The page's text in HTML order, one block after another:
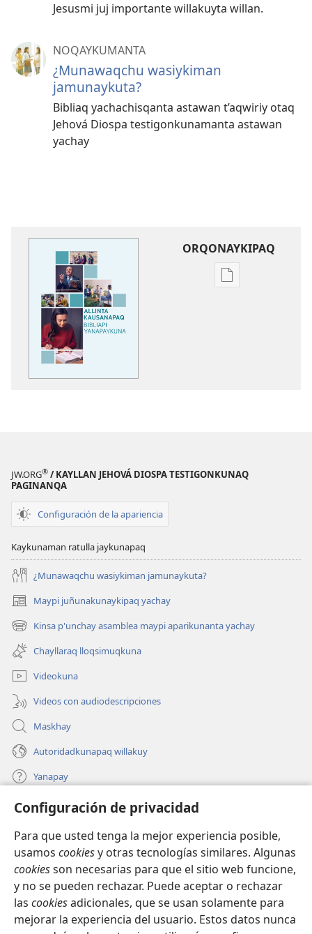
Configuración de privacidad
Para que usted tenga la mejor experiencia posible,
usamos cookiesy otras tecnologías similares. Algunas
cookiesson necesarias para que el sitio web funcione,
y no se pueden rechazar. Puede aceptar o rechazar
las cookiesadicionales, que se usan solamente para
mejorar la experiencia del usuario. Estos datos nunca
Jesusmi juj importante willakuyta willan.
NOQAYKUMANTA
¿Munawaqchu wasiykiman
jamunaykuta?
Bibliaq yachachisqanta astawan t’aqwiriy otaq
Jehová Diospa testigonkunamanta astawan
yachay
ORQONAYKIPAQ
Kaypi
JW.ORG® / KAYLLAN JEHOVÁ DIOSPA TESTIGONKUNAQ
PAGINANQA
Configuración de la apariencia
Kaykunaman ratulla jaykunapaq
¿Munawaqchu wasiykiman jamunaykuta?
Maypi juñunakunaykipaq yachay
(abre
una
nueva
ventana)
Kinsa p'unchay asamblea maypi aparikunanta yachay
(abre
una
nueva
ventana)
Chayllaraq lloqsimuqkuna
Videokuna
Videos con audiodescripciones
Maskhay
Autoridadkunapaq willakuy
Yanapay
Donacionta churanapaq
una
nueva
ventana)
INTERNETPI QELQANCHISKUNA Watchtower™
(abre
una
nueva
ventana)
JW Hub
(abre
una
nueva
ventana)
JW Library ®